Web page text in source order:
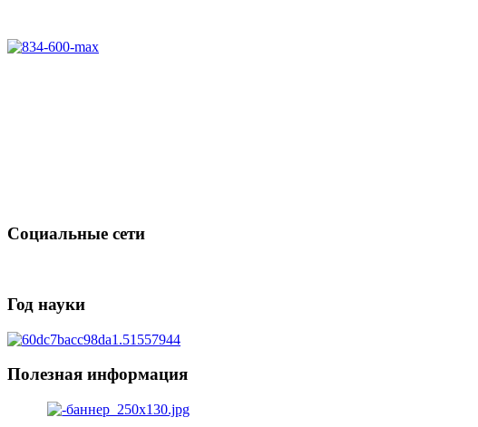
Социальные сети
Год науки
Полезная информация